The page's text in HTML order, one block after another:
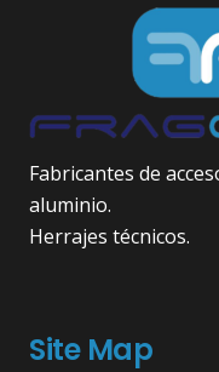
Fabricantes de
aluminio.
Herrajes técnicos.
Site Map